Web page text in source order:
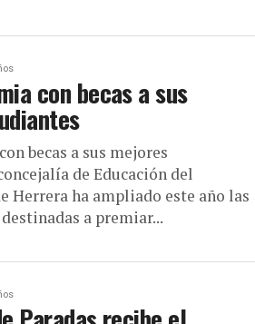
con becas a sus
becas a sus mejores
de Educación del
Herrera ha ampliado este año las
destinadas a premiar...